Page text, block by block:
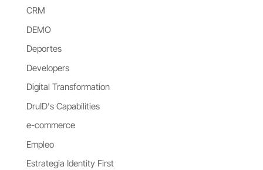
CRM
DEMO
Deportes
Developers
Digital Transformation
DruID's Capabilities
e-commerce
Empleo
Estrategia Identity First